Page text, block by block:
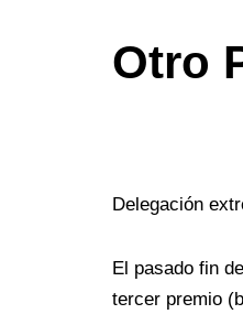
Otro
Delegación
El pasado fin
tercer premio